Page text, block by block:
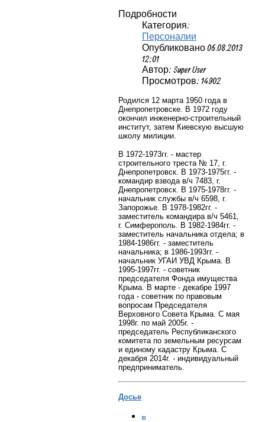
Подробности
Категория:
Персоналии
Опубликовано 06.08.2013
12:01
Автор: Super User
Просмотров: 14902
Родился 12 марта 1950 года в
Днепропетровске. В 1972 году
окончил инженерно-строительный
институт, затем Киевскую высшую
школу милиции.
В 1972-1973гг. - мастер
строительного треста № 17, г.
Днепропетровск. В 1973-1975гг. -
командир взвода в/ч 7483, г.
Днепропетровск. В 1975-1978гг. -
начальник службы в/ч 6598, г.
Запорожье. В 1978-1982гг. -
заместитель командира в/ч 5461,
г. Симферополь. В 1982-1984гг. -
заместитель начальника отдела; в
1984-1986гг. - заместитель
начальника; в 1986-1993гг. -
начальник УГАИ УВД Крыма. В
1995-1997гг. - советник
председателя Фонда имущества
Крыма. В марте - декабре 1997
года - советник по правовым
вопросам Председателя
Верховного Совета Крыма. С мая
1998г. по май 2005г. -
председатель Республиканского
комитета по земельным ресурсам
и единому кадастру Крыма. С
декабря 2014г. - индивидуальный
предприниматель.
Досье